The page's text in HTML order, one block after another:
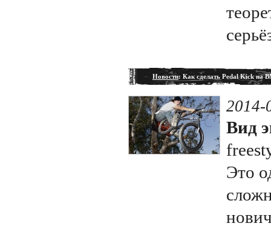
Новости: Как сделать Pedal Kick на
2014-
Вид
Это